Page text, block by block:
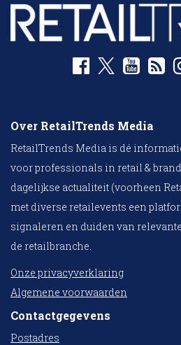
Over RetailTrends Media
RetailTrends Media is dé
voor professionals in retail &
dagelijkse actualiteit (voorheen
met diverse retailevents een
signaleren en duiden van
de retailbranche.
Onze privacyverklaring
Algemene voorwaarden
Contactgegevens
Postadres